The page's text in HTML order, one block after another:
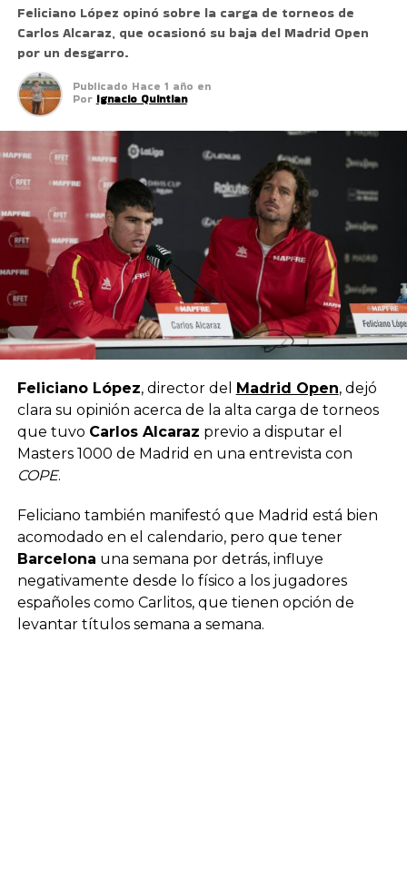
Feliciano López opinó sobre la carga de torneos de
Carlos Alcaraz, que ocasionó su baja del Madrid Open
por un desgarro.
Publicado Hace 1 año en
Por Ignacio Quintian
Feliciano López, director del Madrid Open, dejó
clara su opinión acerca de la alta carga de torneos
que tuvo Carlos Alcaraz previo a disputar el
Masters 1000 de Madrid en una entrevista con
COPE.
Feliciano también manifestó que Madrid está bien
acomodado en el calendario, pero que tener
Barcelona una semana por detrás, influye
negativamente desde lo físico a los jugadores
españoles como Carlitos, que tienen opción de
levantar títulos semana a semana.